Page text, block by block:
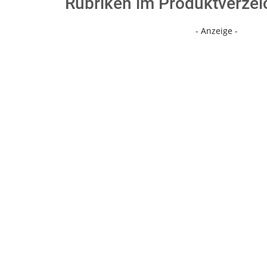
- Anzeige -